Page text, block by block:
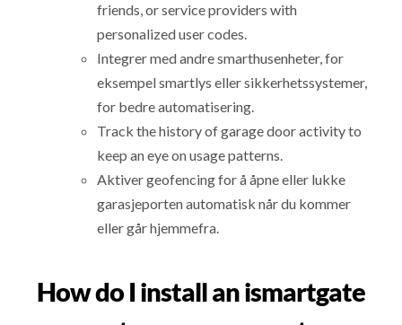
friends, or service providers with
personalized user codes.
Integrer med andre smarthusenheter, for
eksempel smartlys eller sikkerhetssystemer,
for bedre automatisering.
Track the history of garage door activity to
keep an eye on usage patterns.
Aktiver geofencing for å åpne eller lukke
garasjeporten automatisk når du kommer
eller går hjemmefra.
How do I install an ismartgate